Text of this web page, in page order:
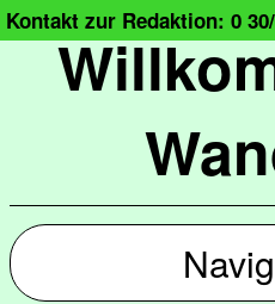
Kontakt zur Redaktion: 0